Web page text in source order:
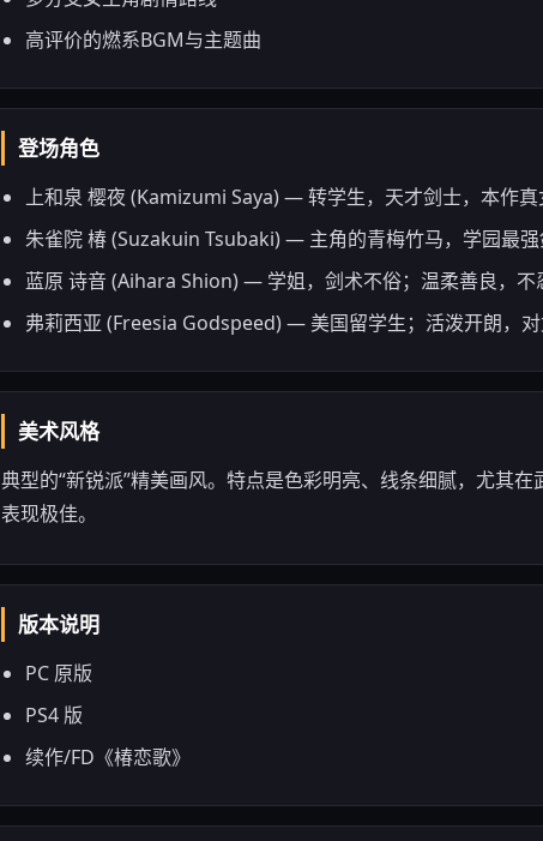
高评价的燃系BGM与主题曲
登场角色
上和泉 樱夜 (Kamizumi Saya) — 转学生，天才剑士，本作
朱雀院 椿 (Suzakuin Tsubaki) — 主角的青梅竹马，学园最
蓝原 诗音 (Aihara Shion) — 学姐，剑术不俗；温柔善良，不
弗莉西亚 (Freesia Godspeed) — 美国留学生；活泼开朗，
美术风格
典型的“新锐派”精美画风。特点是色彩明亮、线条细腻，尤其
表现极佳。
版本说明
PC 原版
PS4 版
续作/FD《椿恋歌》